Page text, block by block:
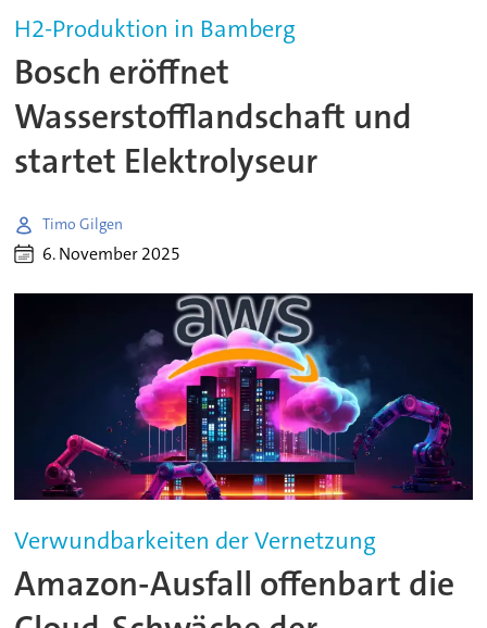
H2-Produktion in Bamberg
Bosch eröffnet
Wasserstofflandschaft und
startet Elektrolyseur
Timo Gilgen
6. November 2025
Verwundbarkeiten der Vernetzung
Amazon-Ausfall offenbart die